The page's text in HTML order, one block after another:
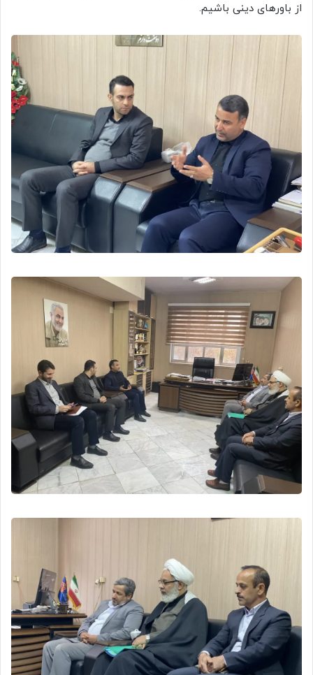
از باورهای دینی باشیم.